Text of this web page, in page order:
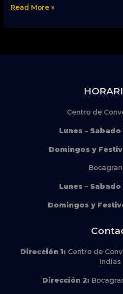
Read More »
Centro de
Lunes – Sabado
Domingos y
Lunes – Sabado
Domingos y
Dirección 1: Centro de
Indias
Dirección 2: